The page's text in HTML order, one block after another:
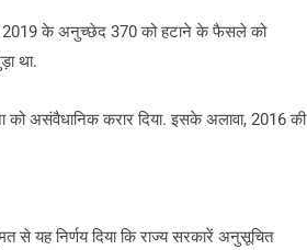
के 2019 के अनुच्छेद 370 को हटाने के फैसले को
था.
को असंवैधानिक करार दिया. इसके अलावा, 2016 की
यह निर्णय दिया कि राज्य सरकारें अनुसूचित